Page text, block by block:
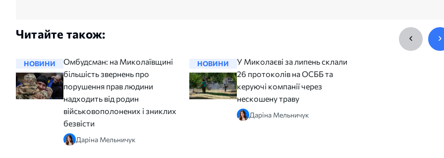
Читайте також:
НОВИНИ
Омбудсман: на Миколаївщині
більшість звернень про
порушення прав людини
надходить від родин
військовополонених і зниклих
безвісти
Даріна Мельничук
НОВИНИ
У Миколаєві за липень склали
26 протоколів на ОСББ та
керуючі компанії через
нескошену траву
Даріна Мельничук